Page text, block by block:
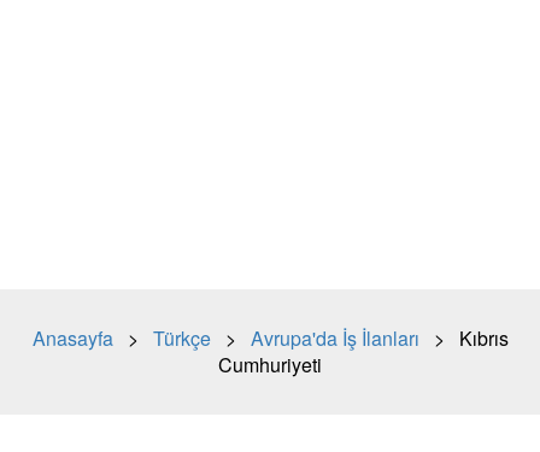
Anasayfa> Türkçe> Avrupa'da İş İlanları > Kıbrıs
Cumhuriyeti